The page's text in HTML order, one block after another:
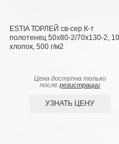
ESTIA ТОРЛЕЙ св-сер К-т
полотенец 50х80-2/70х130-2,
хлопок, 500 г/м2
Цена доступна только
послерегистрации
УЗНАТЬ ЦЕНУ